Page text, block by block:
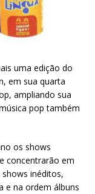
uma edição do
em sua quarta
ampliando sua
pop também
os shows
concentrarão em
inéditos,
e na ordem álbuns